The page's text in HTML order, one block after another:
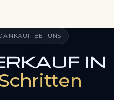
BEI UNS
IN